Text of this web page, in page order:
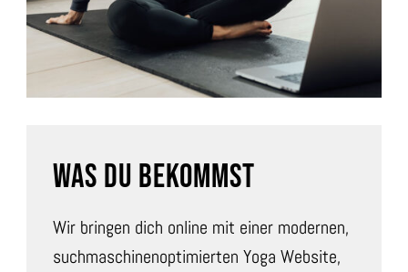
WAS DU BEKOMMST
Wir bringen dich online mit einer modernen,
suchmaschinenoptimierten Yoga Website,